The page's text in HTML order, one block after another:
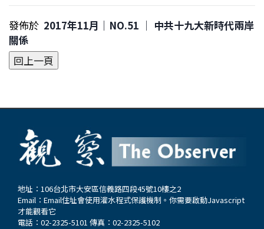
發佈於 2017年11月｜NO.51 │ 中共十九大新時代兩岸
關係
地址：106台北市大安區信義路四段45號10樓之2
Email： Email住址會使用灌水程式保護機制。你需要啟動Javascript
才能觀看它
電話：02-2325-5101 傳真：02-2325-5102